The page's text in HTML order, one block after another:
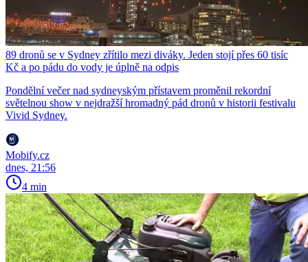
89 dronů se v Sydney zřítilo mezi diváky. Jeden stojí přes 60 tisíc
Kč a po pádu do vody je úplně na odpis
Pondělní večer nad sydneyským přístavem proměnil rekordní
světelnou show v nejdražší hromadný pád dronů v historii festivalu
Vivid Sydney.
Mobify.cz
dnes, 21:56
4 min